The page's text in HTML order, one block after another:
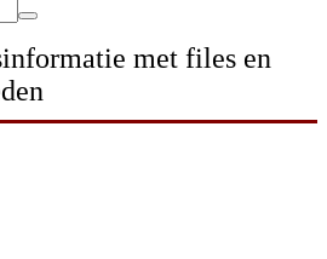
met files en